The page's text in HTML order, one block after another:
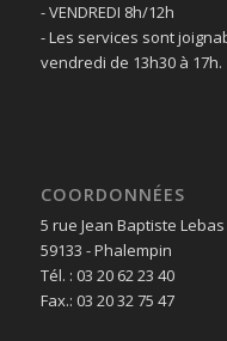
- VENDREDI 8h/12h
- Les services sont
vendredi de 13h30 à 17h.
COORDONNÉES
5 rue Jean Baptiste Lebas
59133 - Phalempin
Tél. : 03 20 62 23 40
Fax.: 03 20 32 75 47